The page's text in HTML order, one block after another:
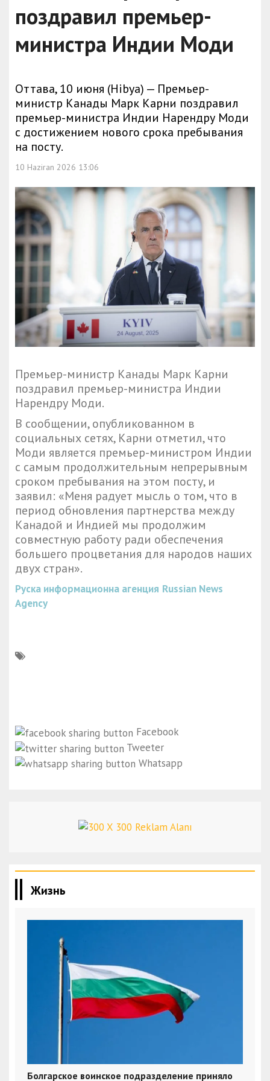
поздравил премьер-
министра Индии Моди
Оттава, 10 июня (Hibya) — Премьер-
министр Канады Марк Карни поздравил
премьер-министра Индии Нарендру Моди
с достижением нового срока пребывания
на посту.
10 Haziran 2026 13:06
Премьер-министр Канады Марк Карни
поздравил премьер-министра Индии
Нарендру Моди.
В сообщении, опубликованном в
социальных сетях, Карни отметил, что
Моди является премьер-министром Индии
с самым продолжительным непрерывным
сроком пребывания на этом посту, и
заявил: «Меня радует мысль о том, что в
период обновления партнерства между
Канадой и Индией мы продолжим
совместную работу ради обеспечения
большего процветания для народов наших
двух стран».
Руска информационна агенция Russian News
Agency
Facebook
Tweeter
Whatsapp
Жизнь
Болгарское воинское подразделение приняло